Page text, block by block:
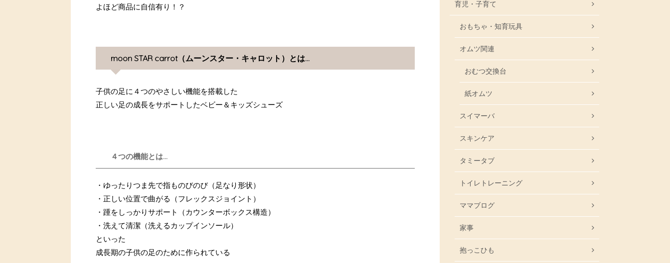
よほど商品に自信有り！？
moon STAR carrot（ムーンスター・キャロット）とは…
子供の足に４つのやさしい機能を搭載した
正しい足の成長をサポートしたベビー＆キッズシューズ
４つの機能とは...
・ゆったりつま先で指ものびのび（足なり形状）
・正しい位置で曲がる（フレックスジョイント）
・踵をしっかりサポート（カウンターボックス構造）
・洗えて清潔（洗えるカップインソール）
といった
成長期の子供の足のために作られている
育児・子育て
おもちゃ・知育玩具
オムツ関連
おむつ交換台
紙オムツ
スイマーバ
スキンケア
タミータブ
トイレトレーニング
ママブログ
家事
抱っこひも